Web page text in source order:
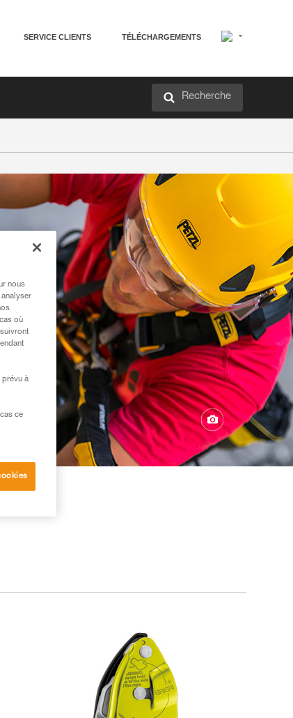
SERVICE CLIENTS TÉLÉCHARGEMENTS
Recherche
nous
où
prévu à
ce